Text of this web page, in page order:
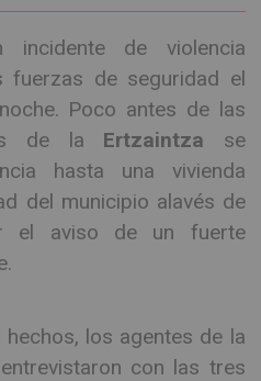
de violencia
fuerzas de seguridad el
Poco antes de las
de la Ertzaintza se
hasta una vivienda
del municipio alavés de
el aviso de un fuerte
los agentes de la
con las tres